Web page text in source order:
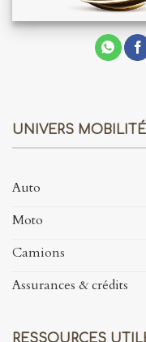
UNIVERS MOBILITÉ
Auto
Moto
Camions
Assurances & crédits
RESSOURCES